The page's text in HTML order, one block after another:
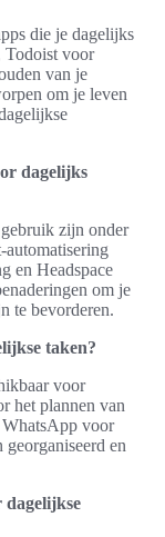
die je dagelijks
Todoist voor
van je
om je leven
dagelijks
zijn onder
automatisering
en Headspace
om je
te bevorderen.
taken?
voor
het plannen van
WhatsApp voor
en
dagelijkse